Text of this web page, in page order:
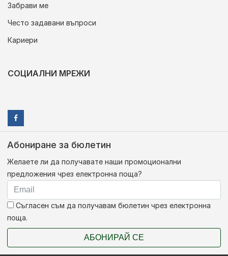
Забрави ме
Често задавани въпроси
Кариери
СОЦИАЛНИ МРЕЖИ
Абониране за бюлетин
Желаете ли да получавате наши промоционални
предложения чрез електронна поща?
Съгласен съм да получавам бюлетин чрез електронна
поща.
АБОНИРАЙ СЕ